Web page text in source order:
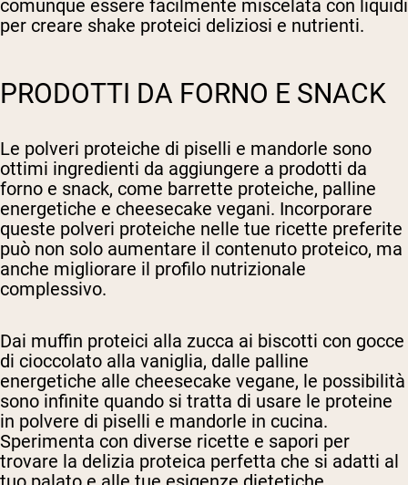
comunque essere facilmente miscelata con liquidi
per creare shake proteici deliziosi e nutrienti.
PRODOTTI DA FORNO E SNACK
Le polveri proteiche di piselli e mandorle sono
ottimi ingredienti da aggiungere a prodotti da
forno e snack, come barrette proteiche, palline
energetiche e cheesecake vegani. Incorporare
queste polveri proteiche nelle tue ricette preferite
può non solo aumentare il contenuto proteico, ma
anche migliorare il profilo nutrizionale
complessivo.
Dai muffin proteici alla zucca ai biscotti con gocce
di cioccolato alla vaniglia, dalle palline
energetiche alle cheesecake vegane, le possibilità
sono infinite quando si tratta di usare le proteine
in polvere di piselli e mandorle in cucina.
Sperimenta con diverse ricette e sapori per
trovare la delizia proteica perfetta che si adatti al